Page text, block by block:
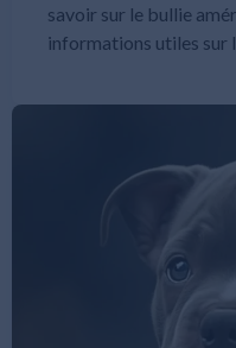
savoir sur le bullie
informations utiles sur